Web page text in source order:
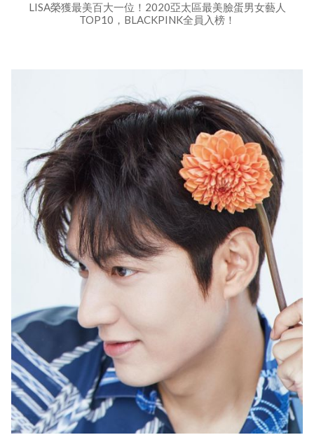
LISA榮獲最美百大一位！2020亞太區最美臉蛋男女藝人
TOP10，BLACKPINK全員入榜！